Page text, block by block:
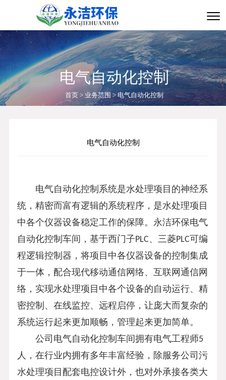
电气自动化控制
首页> 业务范围 > 电气自动化控制
电气自动化控制
电气自动化控制系统是水处理项目的神经系
统，精密而富有逻辑的系统程序，是水处理项目
中各个仪器设备稳定工作的保障。永洁环保电气
自动化控制车间，基于西门子PLC、三菱PLC 可编
程逻辑控制器，将项目中各仪器设备的控制集成
于一体，配合现代移动通信网络、互联网通信网
络，实现水处理项目中各个设备的自动运行、精
密控制、在线监控、远程启停，让庞大而复杂的
系统运行起来更加顺畅，管理起来更加简单。
公司 电气自动化控制车间拥有电气工程师5
人，在行业内拥有多年丰富经验，除服务公司污
水处理项目配套电控设计外，也对外承接各类大